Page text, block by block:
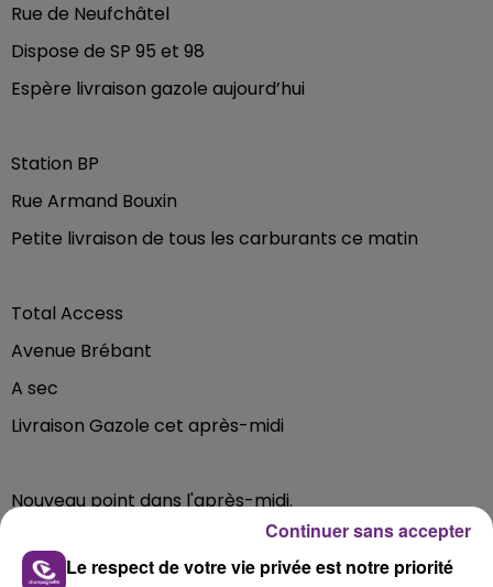
Rue de Neufchâtel
Dispose de SP 95 et 98
Espère livraison gazole aujourd’hui
Station BP
Rue Armand Bouxin
Petite livraison de tous les carburants ce matin
Total Access
Avenue Brébant
A sec
Livraison Gazole cet après-midi
Nouveau point dans l'après-midi.
FIL D'ACTUS
Le respect de votre vie privée est notre priorité
Continuer sans accepter